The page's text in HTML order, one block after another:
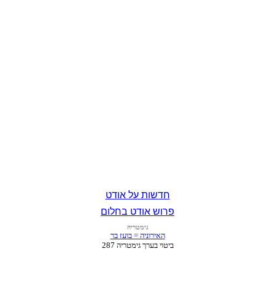
חדשות על אודט
פרוש אודט בחלום